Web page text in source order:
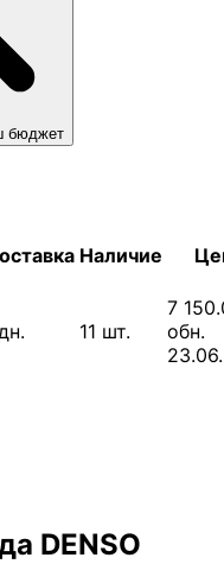
бюджет
Наличие
11 шт.
7
обн.
DENSO